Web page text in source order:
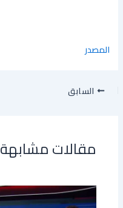
المصدر
السابق
مقالات مشابهة